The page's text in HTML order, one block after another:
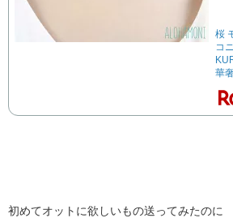
桜
コ
華
初めてオットに欲しいもの送ってみたのに